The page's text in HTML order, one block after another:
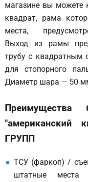
магазине вы можете
квадрат, рама
места,
Выход из рамы
трубу с квадратным
для стопорного
Диаметр шара — 50
Преимущества
"американский
ГРУПП
ТСУ (фаркоп) /
штатные места